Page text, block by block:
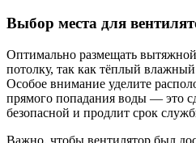
Выбор места для
Оптимально размещать
потолку, так как тёплый
Особое внимание уделите
прямого попадания воды — это
безопасной и продлит срок
Важно, чтобы вентилятор был